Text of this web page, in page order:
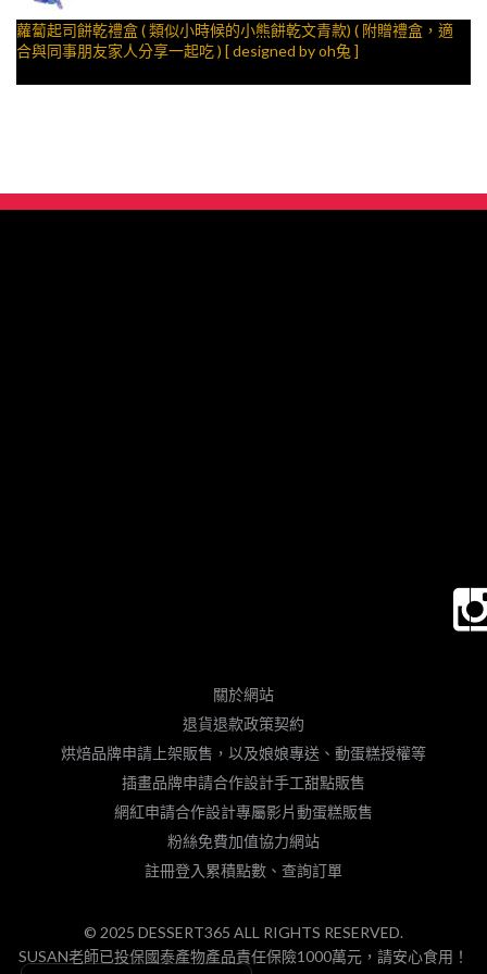
蘿蔔起司餅乾禮盒 ( 類似小時候的小熊餅乾文青款) ( 附贈禮盒，適
合與同事朋友家人分享一起吃 ) [ designed by oh兔 ]
關於網站
退貨退款政策契約
烘焙品牌申請上架販售，以及娘娘專送、動蛋糕授權等
插畫品牌申請合作設計手工甜點販售
網紅申請合作設計專屬影片動蛋糕販售
粉絲免費加值協力網站
註冊登入累積點數、查詢訂單
© 2025 DESSERT365 ALL RIGHTS RESERVED.
SUSAN老師已投保國泰產物產品責任保險1000萬元，請安心食用！